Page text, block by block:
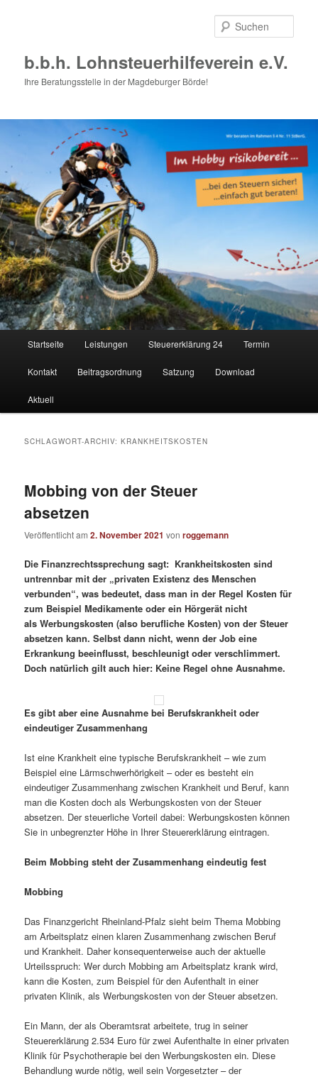
b.b.h. Lohnsteuerhilfeverein e.V.
Ihre Beratungsstelle in der Magdeburger Börde!
Startseite Leistungen Steuererklärung 24 Termin
Kontakt Beitragsordnung Satzung Download
Aktuell
SCHLAGWORT-ARCHIV:KRANKHEITSKOSTEN
Mobbing von der Steuer
absetzen
Veröffentlicht am2. November 2021 vonroggemann
Die Finanzrechtssprechung sagt: Krankheitskosten sind
untrennbar mit der „privaten Existenz des Menschen
verbunden“, was bedeutet, dass man in der Regel Kosten für
zum Beispiel Medikamente oder ein Hörgerät nicht
als Werbungskosten (also berufliche Kosten) von der Steuer
absetzen kann. Selbst dann nicht, wenn der Job eine
Erkrankung beeinflusst, beschleunigt oder verschlimmert.
Doch natürlich gilt auch hier: Keine Regel ohne Ausnahme.
Es gibt aber eine Ausnahme bei Berufskrankheit oder
eindeutiger Zusammenhang
Ist eine Krankheit eine typische Berufskrankheit – wie zum
Beispiel eine Lärmschwerhörigkeit – oder es besteht ein
eindeutiger Zusammenhang zwischen Krankheit und Beruf, kann
man die Kosten doch als Werbungskosten von der Steuer
absetzen. Der steuerliche Vorteil dabei: Werbungskosten können
Sie in unbegrenzter Höhe in Ihrer Steuererklärung eintragen.
Beim Mobbing steht der Zusammenhang eindeutig fest
Mobbing
Das Finanzgericht Rheinland-Pfalz sieht beim Thema Mobbing
am Arbeitsplatz einen klaren Zusammenhang zwischen Beruf
und Krankheit. Daher konsequenterweise auch der aktuelle
Urteilsspruch: Wer durch Mobbing am Arbeitsplatz krank wird,
kann die Kosten, zum Beispiel für den Aufenthalt in einer
privaten Klinik, als Werbungskosten von der Steuer absetzen.
Ein Mann, der als Oberamtsrat arbeitete, trug in seiner
Steuererklärung 2.534 Euro für zwei Aufenthalte in einer privaten
Klinik für Psychotherapie bei den Werbungskosten ein. Diese
Behandlung wurde nötig, weil sein Vorgesetzter – der